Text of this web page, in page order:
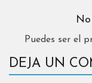
Puedes ser el
DEJA UN